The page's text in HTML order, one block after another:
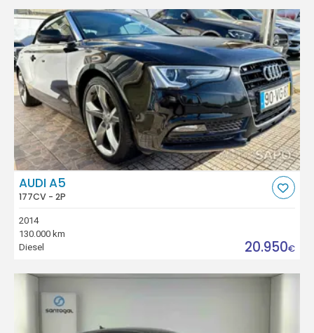
AUDI A5
177CV - 2P
2014
130.000 km
Diesel
20.950€